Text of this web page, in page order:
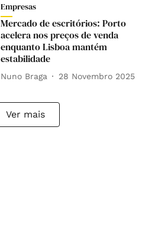
Empresas
Mercado de escritórios: Porto
acelera nos preços de venda
enquanto Lisboa mantém
estabilidade
Nuno Braga 28 Novembro 2025
Ver mais